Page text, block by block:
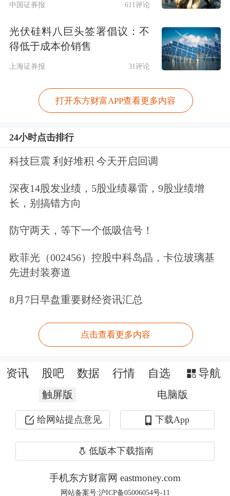
21世纪：能否介绍英格威的创始团队背
景及发展历程中的关键节点？
彭睿：
英格威的核心创始人是熊昊，我
自拥有不同领域的背景。我们早在2014
年就开始布局国内电商，主攻淘宝、天
猫平台，聚焦折叠代驾车赛道，当时采
用ODM模式，为新大洲、绿源、雅迪
等品牌提供服务。
2018-2019年，我们初步尝试外贸，主
要是将国内产品通过环球易购等平台销
往海外，规模较小。2021年是关键转折
助内贸积累的供应链基础，推出了一
时，我们意识到“无自有品牌”的局限，
果断挖来买手经理搭建品牌团队。
2022年，英格威首款全地形高端旗舰产
品X26在海外众筹平台上斩获125万美
元，跻身全球众筹第九大单品。2023
中国证券报 611评论
光伏硅料八巨头签署倡议：不
得低于成本价销售
上海证券报 31评论
打开东方财富APP查看更多内容
24小时点击排行
科技巨震 利好堆积 今天开启回调
深夜14股发业绩，5股业绩暴雷，9股业绩增
长，别搞错方向
防守两天，等下一个低吸信号！
欧菲光（002456）控股中科岛晶，卡位玻璃基
先进封装赛道
8月7日早盘重要财经资讯汇总
点击查看更多内容
资讯 股吧 数据 行情 自选 导航
触屏版 电脑版
给网站提点意见 下载App
低版本下载指南
手机东方财富网 eastmoney.com
网站备案号:沪ICP备05006054号-11